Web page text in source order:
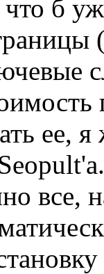
б
ее,
все,